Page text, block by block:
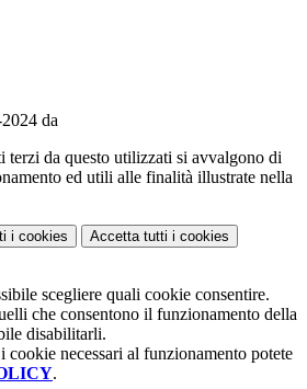
da
terzi da questo utilizzati si avvalgono di
ed utili alle finalità illustrate nella
i cookies Accetta tutti i cookies
scegliere quali cookie consentire.
che consentono il funzionamento della
disabilitarli.
cookie necessari al funzionamento potete
.